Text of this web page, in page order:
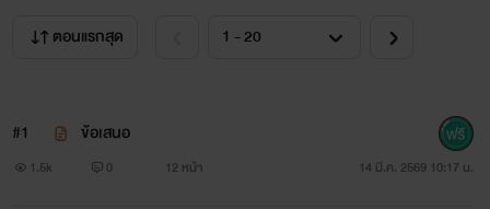
ตอนแรกสุด
#1 ข้อเสนอ
1.5k 0 12 หน้า 14 มี.ค. 2569 10:17 น.